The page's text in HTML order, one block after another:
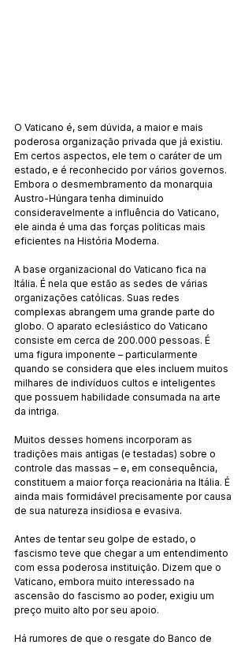
O Vaticano é, sem dúvida, a maior e mais
poderosa organização privada que já existiu.
Em certos aspectos, ele tem o caráter de um
estado, e é reconhecido por vários governos.
Embora o desmembramento da monarquia
Austro-Húngara tenha diminuído
consideravelmente a influência do Vaticano,
ele ainda é uma das forças políticas mais
eficientes na História Moderna.
A base organizacional do Vaticano fica na
Itália. É nela que estão as sedes de várias
organizações católicas. Suas redes
complexas abrangem uma grande parte do
globo. O aparato eclesiástico do Vaticano
consiste em cerca de 200.000 pessoas. É
uma figura imponente – particularmente
quando se considera que eles incluem muitos
milhares de indivíduos cultos e inteligentes
que possuem habilidade consumada na arte
da intriga.
Muitos desses homens incorporam as
tradições mais antigas (e testadas) sobre o
controle das massas – e, em consequência,
constituem a maior força reacionária na Itália. É
ainda mais formidável precisamente por causa
de sua natureza insidiosa e evasiva.
Antes de tentar seu golpe de estado, o
fascismo teve que chegar a um entendimento
com essa poderosa instituição. Dizem que o
Vaticano, embora muito interessado na
ascensão do fascismo ao poder, exigiu um
preço muito alto por seu apoio.
Há rumores de que o resgate do Banco de